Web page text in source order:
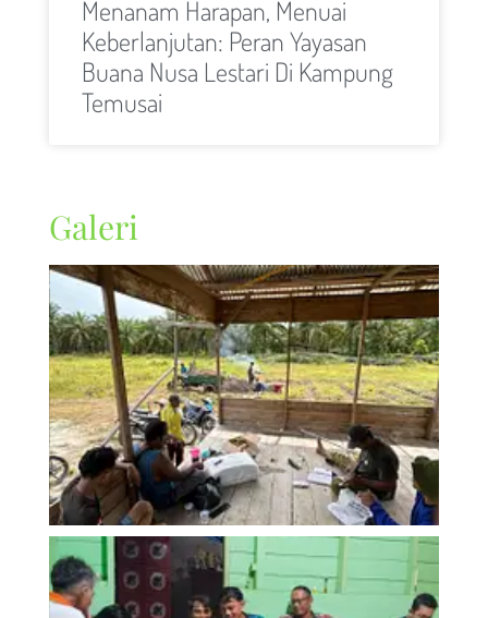
Menanam Harapan, Menuai
Keberlanjutan: Peran Yayasan
Buana Nusa Lestari Di Kampung
Temusai
Galeri